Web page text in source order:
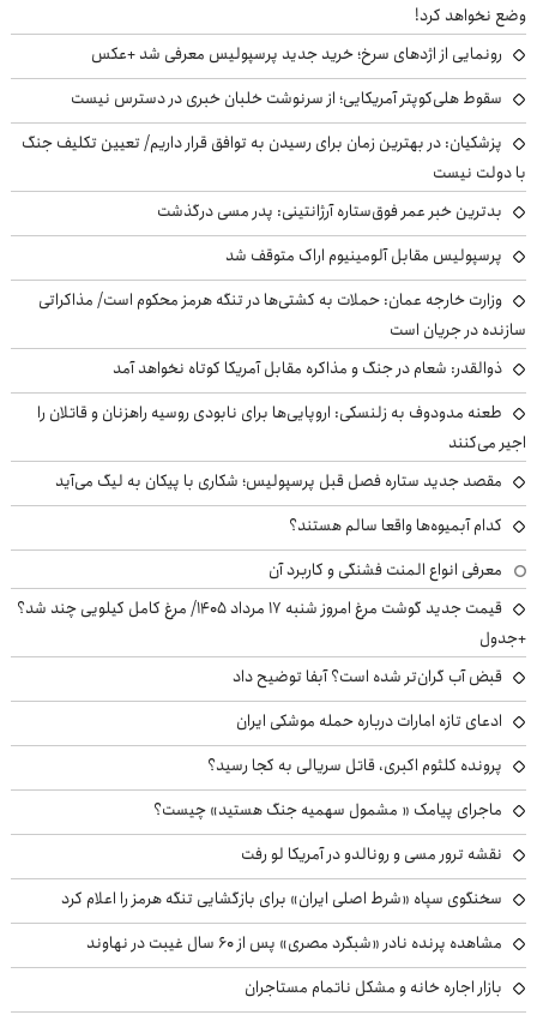
وضع نخواهد کرد!
رونمایی از اژدهای سرخ؛ خرید جدید پرسپولیس معرفی شد +عکس
سقوط هلی‌کوپتر آمریکایی؛ از سرنوشت خلبان خبری در دسترس نیست
پزشکیان‌: در بهترین زمان برای رسیدن به توافق قرار داریم/ تعیین تکلیف جنگ
با دولت نیست
بدترین خبر عمر فوق‌ستاره آرژانتینی: پدر مسی درگذشت
پرسپولیس مقابل آلومینیوم اراک متوقف شد
وزارت خارجه عمان: حملات به کشتی‌ها در تنگه هرمز محکوم است/ مذاکراتی
سازنده در جریان است
ذوالقدر: شعام در جنگ و مذاکره مقابل آمریکا کوتاه نخواهد آمد
طعنه مدودوف به زلنسکی: اروپایی‌ها برای نابودی روسیه راهزنان و قاتلان را
اجیر می‌کنند
مقصد جدید ستاره فصل قبل پرسپولیس؛ شکاری با پیکان به لیگ می‌آید
کدام آبمیوه‌ها واقعا سالم هستند؟
معرفی انواع المنت فشنگی و کاربرد آن
قیمت جدید گوشت مرغ امروز شنبه ۱۷ مرداد ۱۴۰۵/ مرغ کامل کیلویی چند شد؟
+جدول
قبض آب گران‌تر شده است؟ آبفا توضیح داد
ادعای تازه امارات درباره حمله موشکی ایران
پرونده کلثوم اکبری، قاتل سریالی به کجا رسید؟
ماجرای پیامک « مشمول سهمیه جنگ هستید» چیست؟
نقشه ترور مسی و رونالدو در آمریکا لو رفت
سخنگوی سپاه «شرط اصلی ایران» برای بازگشایی تنگه هرمز را اعلام کرد
مشاهده پرنده نادر «شبگرد مصری» پس از ۶۰ سال غیبت در نهاوند
بازار اجاره خانه و مشکل ناتمام مستاجران